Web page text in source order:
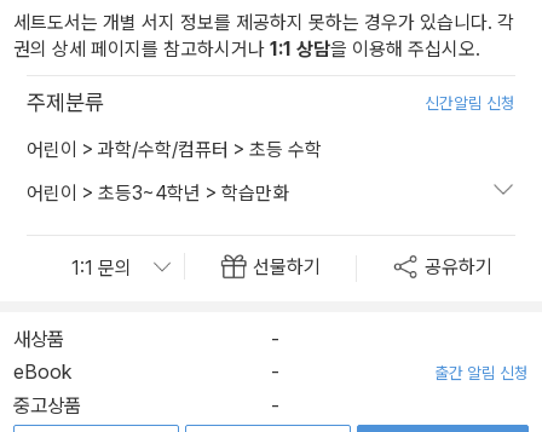
세트도서는 개별 서지 정보를 제공하지 못하는 경우가 있습니다. 각
권의 상세 페이지를 참고하시거나 1:1 상담을 이용해 주십시오.
주제분류 신간알림 신청
어린이 > 과학/수학/컴퓨터 > 초등 수학
어린이 > 초등3~4학년 > 학습만화
선물하기 공유하기
새상품
-
eBook
- 출간 알림 신청
중고상품 -